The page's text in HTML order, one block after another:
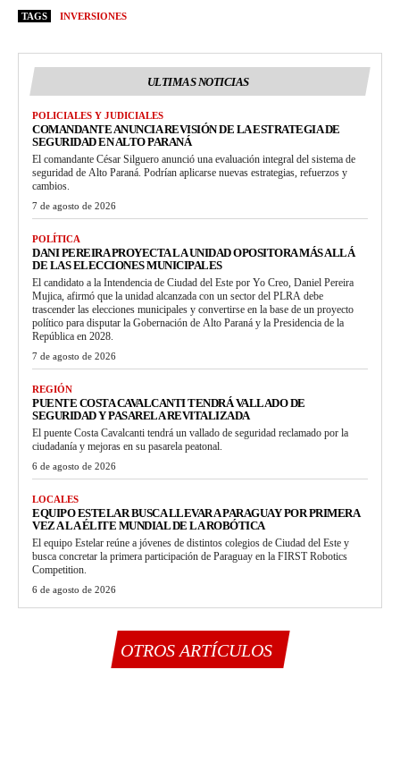
TAGS INVERSIONES
ULTIMAS NOTICIAS
POLICIALES Y JUDICIALES
COMANDANTE ANUNCIA REVISIÓN DE LA ESTRATEGIA DE
SEGURIDAD EN ALTO PARANÁ
El comandante César Silguero anunció una evaluación integral del sistema de
seguridad de Alto Paraná. Podrían aplicarse nuevas estrategias, refuerzos y
cambios.
7 de agosto de 2026
POLÍTICA
DANI PEREIRA PROYECTA LA UNIDAD OPOSITORA MÁS ALLÁ
DE LAS ELECCIONES MUNICIPALES
El candidato a la Intendencia de Ciudad del Este por Yo Creo, Daniel Pereira
Mujica, afirmó que la unidad alcanzada con un sector del PLRA debe
trascender las elecciones municipales y convertirse en la base de un proyecto
político para disputar la Gobernación de Alto Paraná y la Presidencia de la
República en 2028.
7 de agosto de 2026
REGIÓN
PUENTE COSTA CAVALCANTI TENDRÁ VALLADO DE
SEGURIDAD Y PASARELA REVITALIZADA
El puente Costa Cavalcanti tendrá un vallado de seguridad reclamado por la
ciudadanía y mejoras en su pasarela peatonal.
6 de agosto de 2026
LOCALES
EQUIPO ESTELAR BUSCA LLEVAR A PARAGUAY POR PRIMERA
VEZ A LA ÉLITE MUNDIAL DE LA ROBÓTICA
El equipo Estelar reúne a jóvenes de distintos colegios de Ciudad del Este y
busca concretar la primera participación de Paraguay en la FIRST Robotics
Competition.
6 de agosto de 2026
OTROS ARTÍCULOS